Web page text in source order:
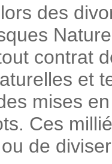
des
contrat
et
mises
Ces
de